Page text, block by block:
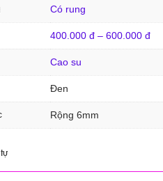
Có rung
400.000 đ – 600.000 đ
Cao su
Đen
Rộng 6mm